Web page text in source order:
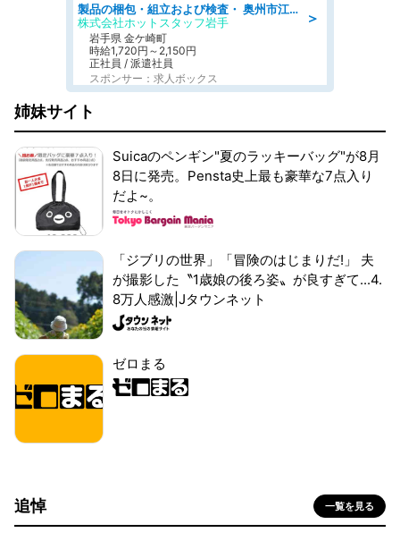
＞
製品の梱包・組立および検査・ 奥州市江刺/大手企業で長期安定 梱包・検査・組立/半年経過毎に5万円の報奨金有
株式会社ホットスタッフ岩手
岩手県 金ケ崎町
時給1,720円～2,150円
正社員 / 派遣社員
スポンサー：求人ボックス
姉妹サイト
Suicaのペンギン"夏のラッキーバッグ"が8月
8日に発売。Pensta史上最も豪華な7点入り
だよ~。
「ジブリの世界」「冒険のはじまりだ!」 夫
が撮影した〝1歳娘の後ろ姿〟が良すぎて...4.
8万人感激|Jタウンネット
ゼロまる
追悼 一覧を見る